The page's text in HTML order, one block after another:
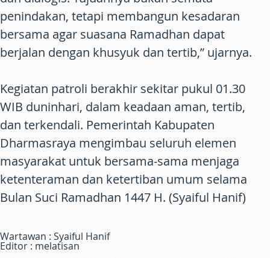
penindakan, tetapi membangun kesadaran
bersama agar suasana Ramadhan dapat
berjalan dengan khusyuk dan tertib,” ujarnya.
Kegiatan patroli berakhir sekitar pukul 01.30
WIB duninhari, dalam keadaan aman, tertib,
dan terkendali. Pemerintah Kabupaten
Dharmasraya mengimbau seluruh elemen
masyarakat untuk bersama-sama menjaga
ketenteraman dan ketertiban umum selama
Bulan Suci Ramadhan 1447 H. (Syaiful Hanif)
Wartawan : Syaiful Hanif
Editor : melatisan